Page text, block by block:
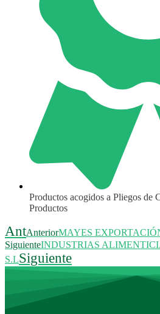
Productos acogidos a Pliegos de
Productos
AntAnteriorMAYES
SiguienteINDUSTRIAS
S.LSiguiente